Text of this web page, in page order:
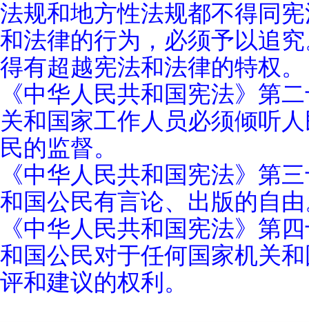
法规和地方性法规都不得同
和法律的行为，必须予以追
得有超越宪法和法律的特权。
《中华人民共和国宪法》第
关和国家工作人员必须倾听
民的监督。
《中华人民共和国宪法》第
和国公民有言论、出版的自
《中华人民共和国宪法》第
和国公民对于任何国家机关
评和建议的权利。